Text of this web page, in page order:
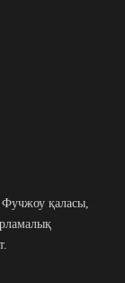
қаласы,